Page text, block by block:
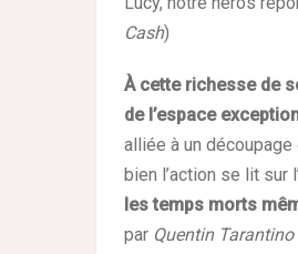
Cash)
À cette richesse de
de l’espace
alliée à un
bien l’action se lit sur
les temps morts
par Quentin Tarantino